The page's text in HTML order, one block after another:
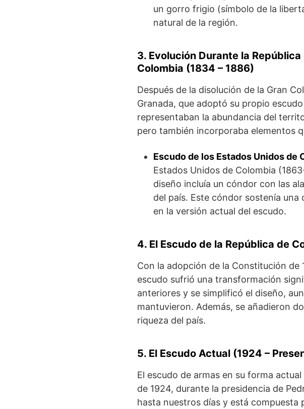
un gorro frigio (símbolo de la
natural de la región.
3. Evolución Durante la
Colombia (1834 – 1886)
Después de la disolución de la Gran
Granada, que adoptó su propio
representaban la abundancia del
pero también incorporaba elementos
Escudo de los Estados Unidos de
Estados Unidos de Colombia
diseño incluía un cóndor con las
del país. Este cóndor sostenía una
en la versión actual del escudo.
4. El Escudo de la República de
Con la adopción de la Constitución de
escudo sufrió una transformación
anteriores y se simplificó el diseño,
mantuvieron. Además, se añadieron
riqueza del país.
5. El Escudo Actual (1924 –
El escudo de armas en su forma
de 1924, durante la presidencia de
hasta nuestros días y está compuesta